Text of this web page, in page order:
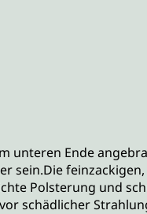
unteren Ende
sein.Die
Polsterung und
schädlicher